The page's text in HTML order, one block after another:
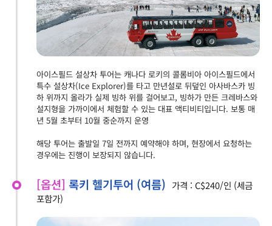
아이스필드 설상차 투어는 캐나다 로키의 콜롬비아 아이스필드에서
특수 설상차(Ice Explorer)를 타고 만년설로 뒤덮인 아사바스카 빙
하 위까지 올라가 실제 빙하 위를 걸어보고, 빙하가 만든 크레바스와
설지형을 가까이에서 체험할 수 있는 대표 액티비티입니다. 보통 매
년 5월 초부터 10월 중순까지 운영
해당 투어는 출발일 7일 전까지 예약해야 하며, 현장에서 요청하는
경우에는 진행이 보장되지 않습니다.
[옵션] 록키 헬기투어 (여름) 가격 : C$240/인 (세금
포함가)